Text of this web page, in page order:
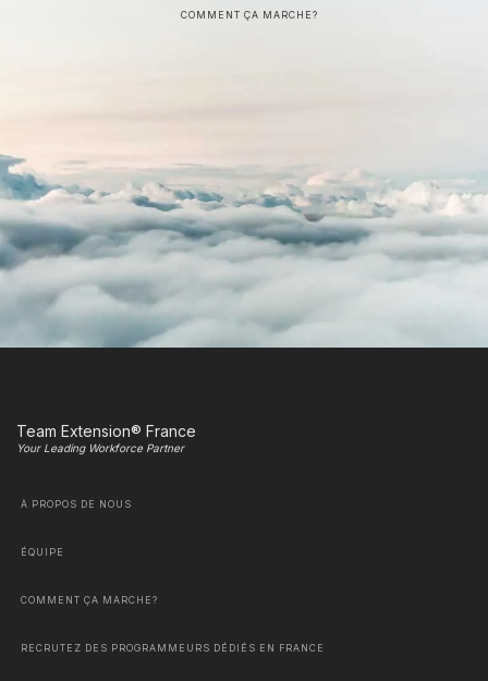
COMMENT ÇA MARCHE?
Team Extension® France
Your Leading Workforce Partner
À PROPOS DE NOUS
ÉQUIPE
COMMENT ÇA MARCHE?
RECRUTEZ DES PROGRAMMEURS DÉDIÉS EN FRANCE